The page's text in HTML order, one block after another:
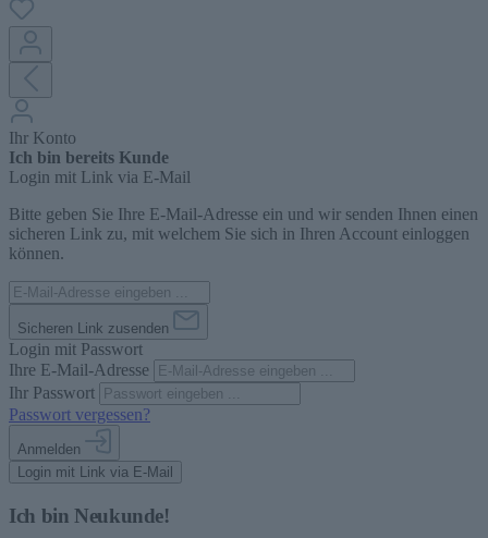
Ihr Konto
Ich bin bereits Kunde
Login mit Link via E-Mail
Bitte geben Sie Ihre E-Mail-Adresse ein und wir senden Ihnen einen
sicheren Link zu, mit welchem Sie sich in Ihren Account einloggen
können.
Sicheren Link zusenden
Login mit Passwort
Ihre E-Mail-Adresse
Ihr Passwort
Passwort vergessen?
Anmelden
Login mit Link via E-Mail
Ich bin Neukunde!